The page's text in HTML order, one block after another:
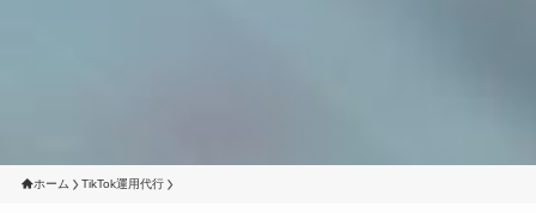
ホーム TikTok運用代行